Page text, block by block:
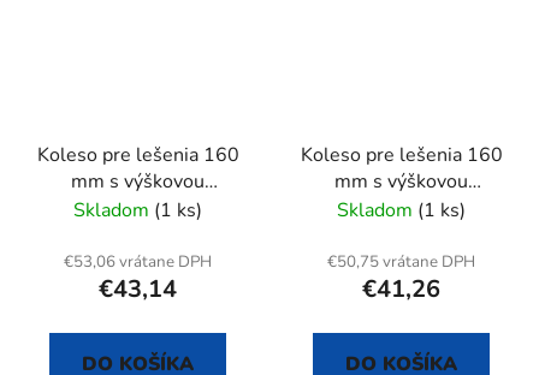
Koleso pre lešenia 160
mm s výškovou
reguláciou
Skladom (1 ks)
€53,06 vrátane DPH
€43,14
DO KOŠÍKA
Koleso pre lešenia 160
mm s výškovou
reguláciou
Skladom (1 ks)
€50,75 vrátane DPH
€41,26
DO KOŠÍKA